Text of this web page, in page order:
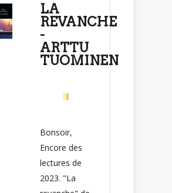
LA
REVANCHE
-
ARTTU
TUOMINEN
Bonsoir,
Encore des
lectures de
2023. "La